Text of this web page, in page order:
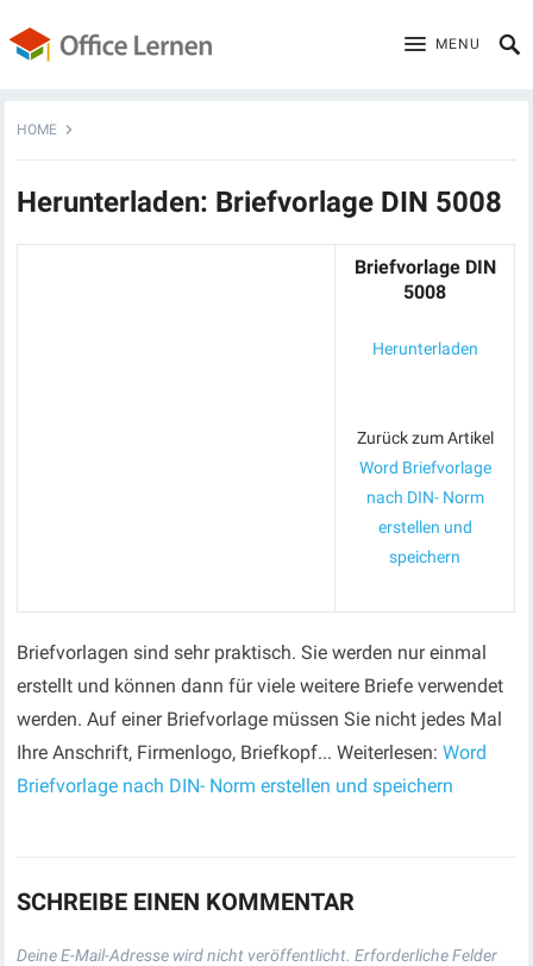
MENU
HOME
Herunterladen: Briefvorlage DIN 5008
Briefvorlage DIN
5008
Herunterladen
Zurück zum Artikel
Word Briefvorlage
nach DIN- Norm
erstellen und
speichern
Briefvorlagen sind sehr praktisch. Sie werden nur einmal
erstellt und können dann für viele weitere Briefe verwendet
werden. Auf einer Briefvorlage müssen Sie nicht jedes Mal
Ihre Anschrift, Firmenlogo, Briefkopf... Weiterlesen:Word
Briefvorlage nach DIN- Norm erstellen und speichern
SCHREIBE EINEN KOMMENTAR
Deine E-Mail-Adresse wird nicht veröffentlicht. Erforderliche Felder